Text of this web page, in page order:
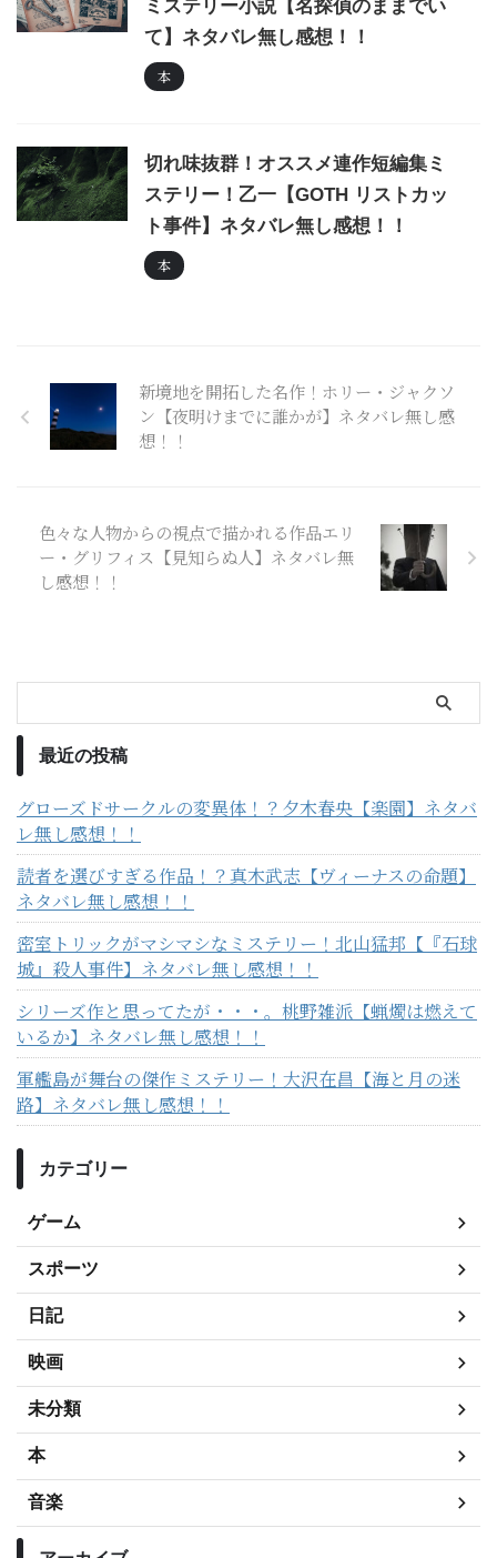
ミステリー小説【名探偵のままでい
て】ネタバレ無し感想！！
本
切れ味抜群！オススメ連作短編集ミ
ステリー！乙一【GOTH リストカッ
ト事件】ネタバレ無し感想！！
本
新境地を開拓した名作！ホリー・ジャクソ
ン【夜明けまでに誰かが】ネタバレ無し感
想！！
色々な人物からの視点で描かれる作品エリ
ー・グリフィス【見知らぬ人】ネタバレ無
し感想！！
最近の投稿
グローズドサークルの変異体！？夕木春央【楽園】ネタバ
レ無し感想！！
読者を選びすぎる作品！？真木武志【ヴィーナスの命題】
ネタバレ無し感想！！
密室トリックがマシマシなミステリー！北山猛邦【『石球
城』殺人事件】ネタバレ無し感想！！
シリーズ作と思ってたが・・・。桃野雑派【蝋燭は燃えて
いるか】ネタバレ無し感想！！
軍艦島が舞台の傑作ミステリー！大沢在昌【海と月の迷
路】ネタバレ無し感想！！
カテゴリー
ゲーム
スポーツ
日記
映画
未分類
本
音楽